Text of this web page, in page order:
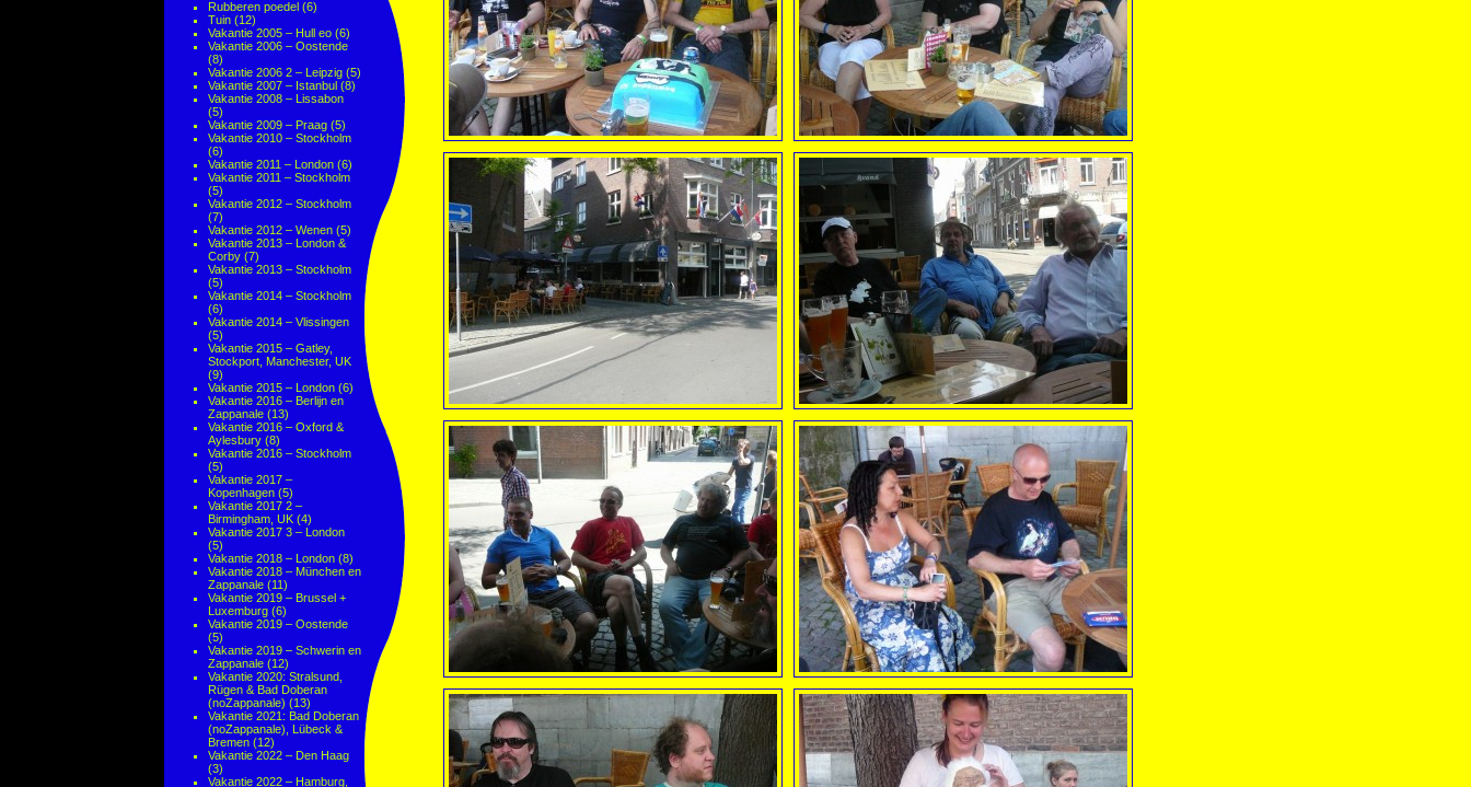
Rubberen poedel (6)
Tuin (12)
Vakantie 2005 – Hull eo (6)
Vakantie 2006 – Oostende
(8)
Vakantie 2006 2 – Leipzig (5)
Vakantie 2007 – Istanbul (8)
Vakantie 2008 – Lissabon
(5)
Vakantie 2009 – Praag (5)
Vakantie 2010 – Stockholm
(6)
Vakantie 2011 – London (6)
Vakantie 2011 – Stockholm
(5)
Vakantie 2012 – Stockholm
(7)
Vakantie 2012 – Wenen (5)
Vakantie 2013 – London &
Corby (7)
Vakantie 2013 – Stockholm
(5)
Vakantie 2014 – Stockholm
(6)
Vakantie 2014 – Vlissingen
(5)
Vakantie 2015 – Gatley,
Stockport, Manchester, UK
(9)
Vakantie 2015 – London (6)
Vakantie 2016 – Berlijn en
Zappanale (13)
Vakantie 2016 – Oxford &
Aylesbury (8)
Vakantie 2016 – Stockholm
(5)
Vakantie 2017 –
Kopenhagen (5)
Vakantie 2017 2 –
Birmingham, UK (4)
Vakantie 2017 3 – London
(5)
Vakantie 2018 – London (8)
Vakantie 2018 – München en
Zappanale (11)
Vakantie 2019 – Brussel +
Luxemburg (6)
Vakantie 2019 – Oostende
(5)
Vakantie 2019 – Schwerin en
Zappanale (12)
Vakantie 2020: Stralsund,
Rügen & Bad Doberan
(noZappanale) (13)
Vakantie 2021: Bad Doberan
(noZappanale), Lübeck &
Bremen (12)
Vakantie 2022 – Den Haag
(3)
Vakantie 2022 – Hamburg,